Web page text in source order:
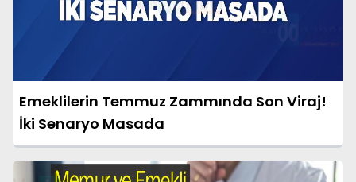
Emeklilerin Temmuz Zammında Son Viraj!
İki Senaryo Masada